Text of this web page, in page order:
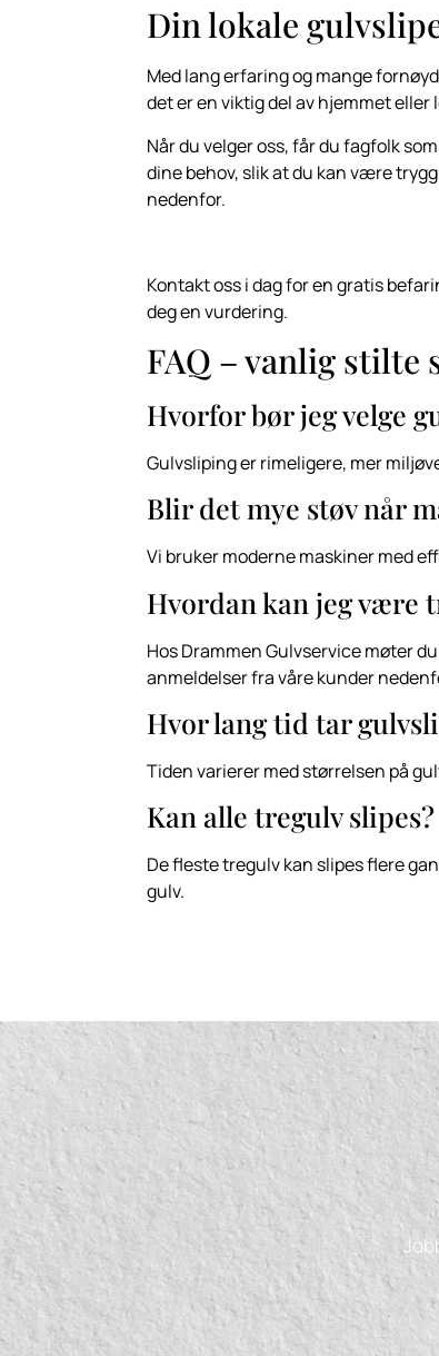
Din lokale
Med lang erfaring og mange
det er en viktig del av hjemmet eller
Når du velger oss, får du fagfolk
dine behov, slik at du kan være
nedenfor.
Kontakt oss i dag for en gratis
deg en vurdering.
FAQ – vanlig
Hvorfor bør jeg velge
Gulvsliping er rimeligere, mer
Blir det mye støv når
Vi bruker moderne maskiner med
Hvordan kan jeg være
Hos Drammen Gulvservice møter
anmeldelser fra våre kunder
Hvor lang tid tar
Tiden varierer med størrelsen på
Kan alle tregulv slipes?
De fleste tregulv kan slipes flere
gulv.